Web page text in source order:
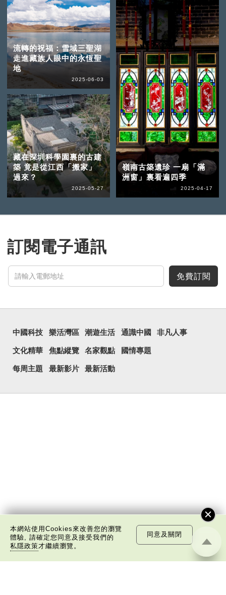
流轉的祝福：雪域三聖湖
走進藏族人眼中的永恆聖
地
2025-06-03
藏在深圳科學園裏的古建
築 竟是從江西「搬家」
過來？
2025-05-27
嶺南古築遺珍 一扇「滿
洲窗」裏看遍四季
2025-04-17
訂閱電子通訊
免費訂閱
中國科技 樂活灣區 潮遊生活 通識中國 非凡人事
文化精華 焦點縱覽 名家觀點 國情專題
每周主題 最新影片 最新活動
本網站使用Cookies來改善您的瀏覽
體驗, 請確定您同意及接受我們的
私隱政策才繼續瀏覽。
同意及關閉